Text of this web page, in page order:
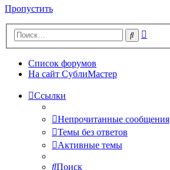
Пропустить
Поиск
Список форумов
На сайт СублиМастер
Ссылки
Непрочитанные сообщения
Темы без ответов
Активные темы
Поиск